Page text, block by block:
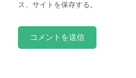
ス、サイトを保存する。